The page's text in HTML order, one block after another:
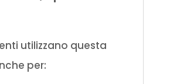
utilizzano questa
per: